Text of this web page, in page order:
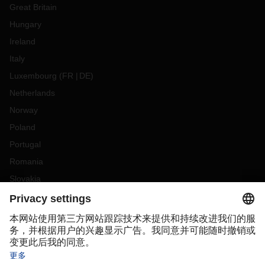
Great Britain
Hungary
Ireland
Italy
Luxembourg (FR DE)
Netherlands
Norway
Poland
Portugal
Romania
Slovakia
Spain
Sweden
Switzerland(DE FR)
Turkey